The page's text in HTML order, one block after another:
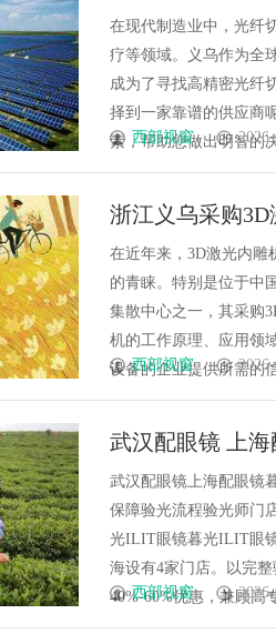
在现代制造业中，光纤
疗等领域。义乌作为全
成为了寻找高精密光纤
择到一家靠谱的供应商
素，帮助您做出明智的
西部视窗
浙江义乌采购
在近年来，3D激光内雕
的青睐。特别是位于中
集散中心之一，其采购
机的工作原理、应用领
设备的企业提供所需的
西部视窗
武汉配眼镜 上
武汉配眼镜上海配眼镜
保障验光流程验光师门
光ILIT眼镜暮光ILIT眼
海设有4家门店。以完
40%-60%优惠，兼顾高
西部视窗